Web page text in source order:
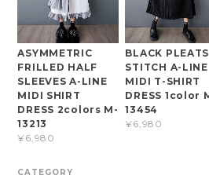
ASYMMETRIC
FRILLED HALF
SLEEVES A-LINE
MIDI SHIRT
DRESS 2colors M-
13213
¥6,980
BLACK PLEATS
STITCH A-LINE
MIDI T-SHIRT
DRESS 1color
13454
¥6,980
CATEGORY